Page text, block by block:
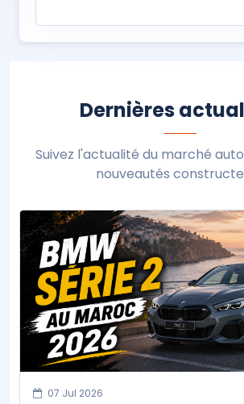
Dernières
Suivez l'actualité du marché
nouveautés
07 Jul 2026